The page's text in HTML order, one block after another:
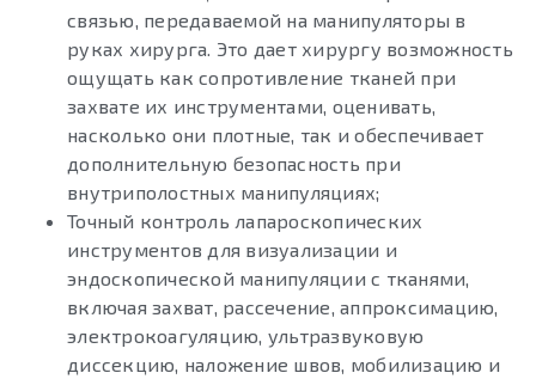
связью, передаваемой на манипуляторы в
руках хирурга. Это дает хирургу возможность
ощущать как сопротивление тканей при
захвате их инструментами, оценивать,
насколько они плотные, так и обеспечивает
дополнительную безопасность при
внутриполостных манипуляциях;
Точный контроль лапароскопических
инструментов для визуализации и
эндоскопической манипуляции с тканями,
включая захват, рассечение, аппроксимацию,
электрокоагуляцию, ультразвуковую
диссекцию, наложение швов, мобилизацию и